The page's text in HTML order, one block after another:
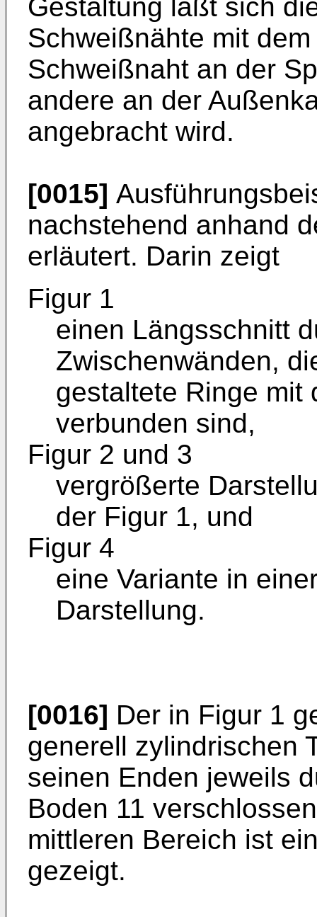
Gestaltung läßt sich
Schweißnähte mit
Schweißnaht an der
andere an der
angebracht wird.
[0015]
nachstehend anhand
erläutert. Darin zeigt
Figur 1
einen Längsschnitt
Zwischenwänden,
gestaltete Ringe mit
verbunden sind,
Figur 2 und 3
vergrößerte
der Figur 1, und
Figur 4
eine Variante in
Darstellung.
[0016] Der in Figur 1
generell zylindrischen
seinen Enden jeweils
Boden 11
mittleren Bereich ist
gezeigt.